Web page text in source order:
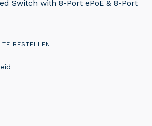
Switch with 8-Port ePoE & 8-Port
BESTELLEN